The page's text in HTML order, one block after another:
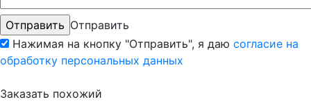
Отправить
Нажимая на кнопку "Отправить", я даю согласие на
обработку персональных данных
Заказать похожий